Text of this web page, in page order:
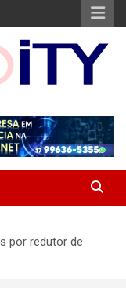
Jales e região.
por redutor de